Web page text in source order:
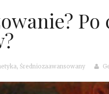
Po
, Średniozaawansowany